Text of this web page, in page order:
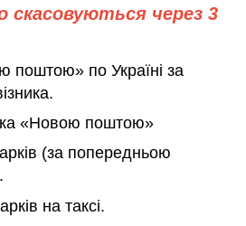
через 3
поштою» по Україні за
«Новою поштою»
(за попередньою
на таксі.